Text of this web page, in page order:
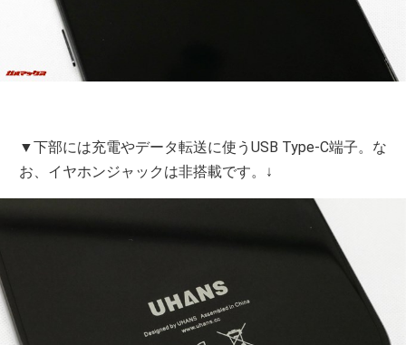
▼下部には充電やデータ転送に使うUSB Type-C端子。な
お、イヤホンジャックは非搭載です。↓